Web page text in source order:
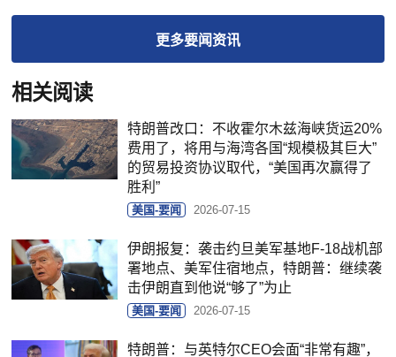
更多要闻资讯
相关阅读
特朗普改口：不收霍尔木兹海峡货运20%
费用了，将用与海湾各国“规模极其巨大”
的贸易投资协议取代，“美国再次赢得了
胜利”
美国-要闻 2026-07-15
伊朗报复：袭击约旦美军基地F-18战机部
署地点、美军住宿地点，特朗普：继续袭
击伊朗直到他说“够了”为止
美国-要闻 2026-07-15
特朗普：与英特尔CEO会面“非常有趣”，